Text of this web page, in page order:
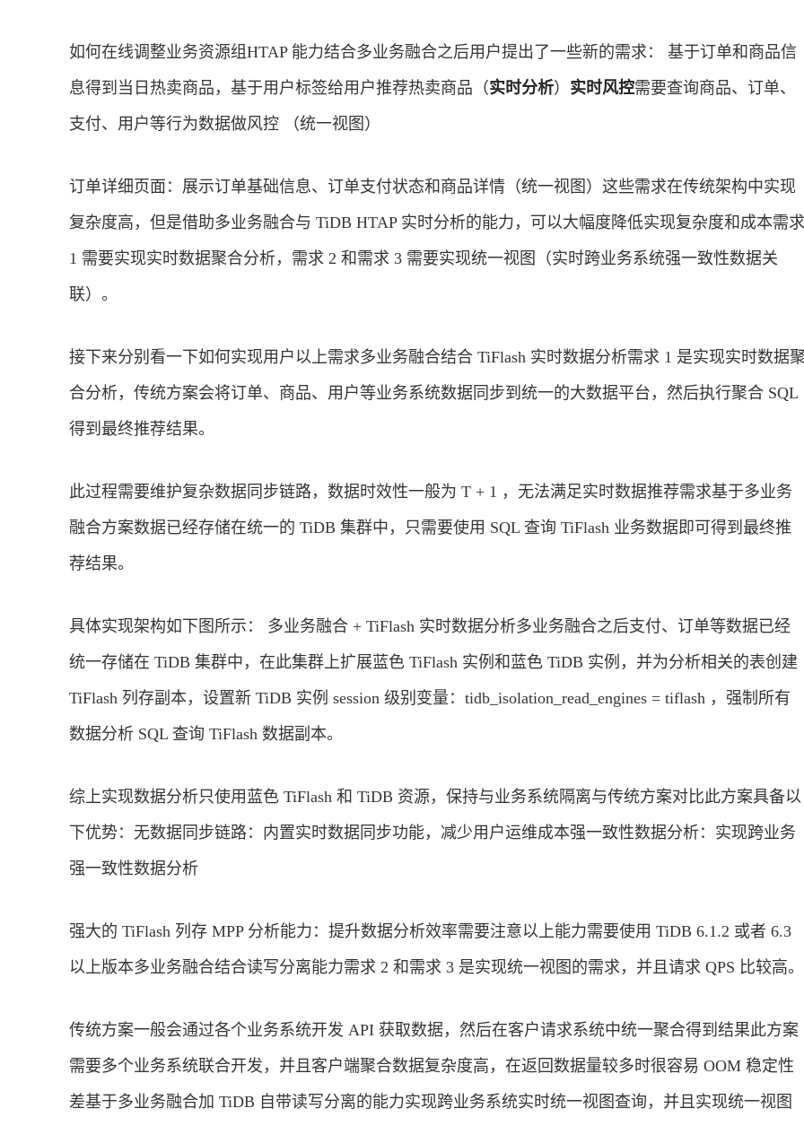
如何在线调整业务资源组HTAP 能力结合多业务融合之后用户提出了一些新的需求： 基于订单和商品信
息得到当日热卖商品，基于用户标签给用户推荐热卖商品（实时分析） 实时风控需要查询商品、订单、
支付、用户等行为数据做风控 （统一视图）
订单详细页面：展示订单基础信息、订单支付状态和商品详情（统一视图）这些需求在传统架构中实现
复杂度高，但是借助多业务融合与 TiDB HTAP 实时分析的能力，可以大幅度降低实现复杂度和成本需求
1 需要实现实时数据聚合分析，需求 2 和需求 3 需要实现统一视图（实时跨业务系统强一致性数据关
联）。
接下来分别看一下如何实现用户以上需求多业务融合结合 TiFlash 实时数据分析需求 1 是实现实时数据
合分析，传统方案会将订单、商品、用户等业务系统数据同步到统一的大数据平台，然后执行聚合 SQL
得到最终推荐结果。
此过程需要维护复杂数据同步链路，数据时效性一般为 T + 1 ，无法满足实时数据推荐需求基于多业务
融合方案数据已经存储在统一的 TiDB 集群中，只需要使用 SQL 查询 TiFlash 业务数据即可得到最终推
荐结果。
具体实现架构如下图所示： 多业务融合 + TiFlash 实时数据分析多业务融合之后支付、订单等数据已经
统一存储在 TiDB 集群中，在此集群上扩展蓝色 TiFlash 实例和蓝色 TiDB 实例，并为分析相关的表创建
TiFlash 列存副本，设置新 TiDB 实例 session 级别变量：tidb_isolation_read_engines = tiflash ，强制所有
数据分析 SQL 查询 TiFlash 数据副本。
综上实现数据分析只使用蓝色 TiFlash 和 TiDB 资源，保持与业务系统隔离与传统方案对比此方案具备以
下优势：无数据同步链路：内置实时数据同步功能，减少用户运维成本强一致性数据分析：实现跨业务
强一致性数据分析
强大的 TiFlash 列存 MPP 分析能力：提升数据分析效率需要注意以上能力需要使用 TiDB 6.1.2 或者 6.3
以上版本多业务融合结合读写分离能力需求 2 和需求 3 是实现统一视图的需求，并且请求 QPS 比较高。
传统方案一般会通过各个业务系统开发 API 获取数据，然后在客户请求系统中统一聚合得到结果此方案
需要多个业务系统联合开发，并且客户端聚合数据复杂度高，在返回数据量较多时很容易 OOM 稳定性
差基于多业务融合加 TiDB 自带读写分离的能力实现跨业务系统实时统一视图查询，并且实现统一视图